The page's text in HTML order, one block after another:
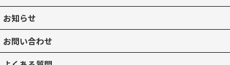
お知らせ
お問い合わせ